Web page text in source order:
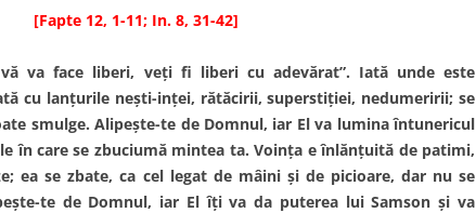
[Fapte 12, 1-11; In. 8, 31-42]
vă va face liberi, veţi fi liberi cu adevărat”. Iată unde este
cu lanţurile neşti-inţei, rătăcirii, superstiţiei, nedumeririi; se
smulge. Alipeşte-te de Domnul, iar El va lumina întunericul
în care se zbuciumă mintea ta. Voinţa e înlănţuită de patimi,
ea se zbate, ca cel legat de mâini şi de picioare, dar nu se
te de Domnul, iar El îţi va da puterea lui Samson şi va